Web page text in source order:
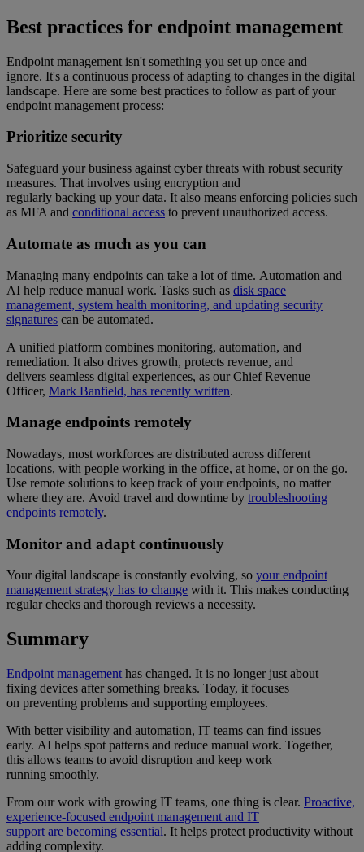
Best practices for endpoint management
Endpoint management isn't something you set up once and
ignore. It's a continuous process of adapting to changes in the digital
landscape. Here are some best practices to follow as part of your
endpoint management process:
Prioritize security
Safeguard your business against cyber threats with robust security
measures. That involves using encryption and
regularly backing up your data. It also means enforcing policies such
as MFA and conditional access to prevent unauthorized access.
Automate as much as you can
Managing many endpoints can take a lot of time. Automation and
AI help reduce manual work. Tasks such as disk space
management, system health monitoring, and updating security
signatures can be automated.
A unified platform combines monitoring, automation, and
remediation. It also drives growth, protects revenue, and
delivers seamless digital experiences, as our Chief Revenue
Officer, Mark Banfield, has recently written.
Manage endpoints remotely
Nowadays, most workforces are distributed across different
locations, with people working in the office, at home, or on the go.
Use remote solutions to keep track of your endpoints, no matter
where they are. Avoid travel and downtime by troubleshooting
endpoints remotely.
Monitor and adapt continuously
Your digital landscape is constantly evolving, so your endpoint
management strategy has to change with it. This makes conducting
regular checks and thorough reviews a necessity.
Summary
Endpoint management has changed. It is no longer just about
fixing devices after something breaks. Today, it focuses
on preventing problems and supporting employees.
With better visibility and automation, IT teams can find issues
early. AI helps spot patterns and reduce manual work. Together,
this allows teams to avoid disruption and keep work
running smoothly.
From our work with growing IT teams, one thing is clear. Proactive,
experience-focused endpoint management and IT
support are becoming essential. It helps protect productivity without
adding complexity.